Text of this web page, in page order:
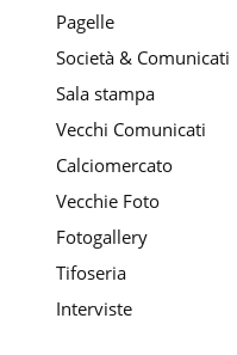
Pagelle
Società & Comunicati
Sala stampa
Vecchi Comunicati
Calciomercato
Vecchie Foto
Fotogallery
Tifoseria
Interviste